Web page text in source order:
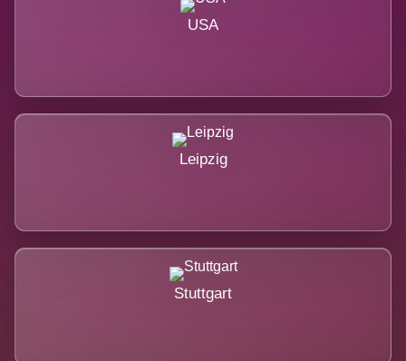
USA
Leipzig
Stuttgart